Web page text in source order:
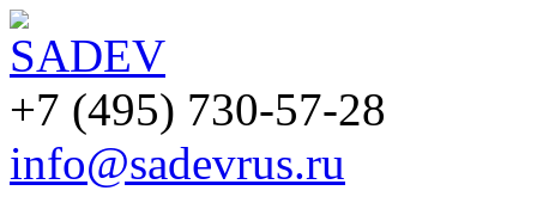
+7 (495) 730-57-28
info@sadevrus.ru